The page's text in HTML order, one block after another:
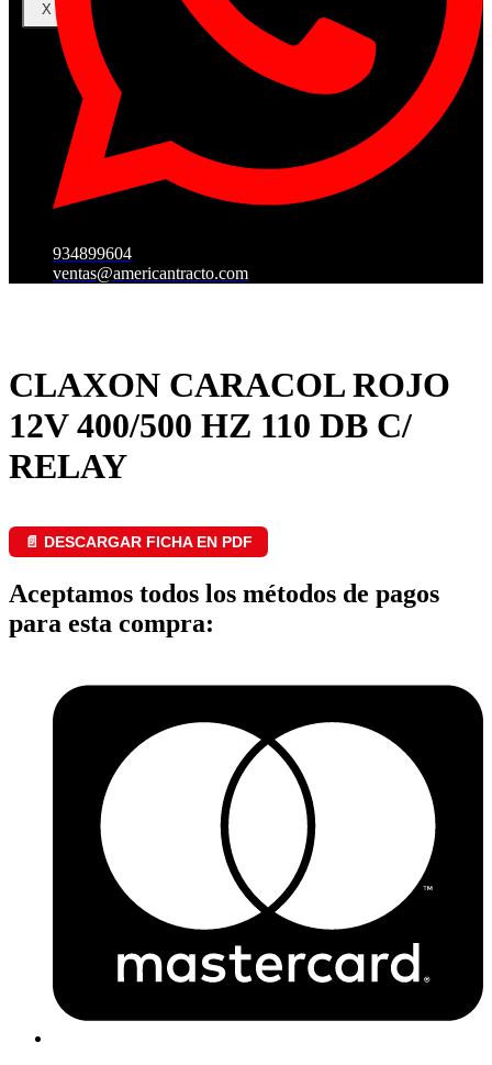
X
934899604
ventas@americantracto.com
CLAXON CARACOL ROJO
12V 400/500 HZ 110 DB C/
RELAY
📄 DESCARGAR FICHA EN PDF
Aceptamos todos los métodos de pagos
para esta compra: